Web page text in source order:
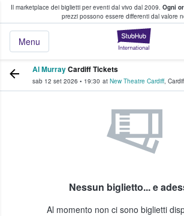
Il marketplace dei biglietti per eventi dal vivo dal 2009. Ogni
prezzi possono essere differenti dal valore
Menu
fan comprano e vendono
Al MurrayCardiff Tickets
sab 12 set 2026 • 19:30 at New Theatre Cardiff,
Nessun biglietto... e
Al momento non ci sono biglietti